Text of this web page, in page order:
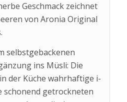
Geschmack zeichnet
von Aronia Original
selbstgebackenen
ins Müsli: Die
der Küche wahrhaftige i-
schonend getrockneten